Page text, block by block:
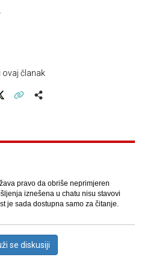
ovaj članak
pravo da obriše neprimjeren
iznešena u chatu nisu stavovi
je sada dostupna samo za čitanje.
se diskusiji